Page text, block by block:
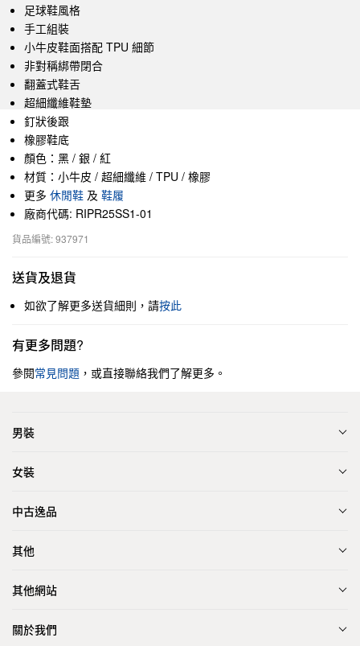
足球鞋風格
手工組裝
小牛皮鞋面搭配 TPU 細節
非對稱綁帶閉合
翻蓋式鞋舌
超細纖維鞋墊
釘狀後跟
橡膠鞋底
顏色：黑 / 銀 / 紅
材質：小牛皮 / 超細纖維 / TPU / 橡膠
更多 休閒鞋 及 鞋履
廠商代碼: RIPR25SS1-01
貨品編號: 937971
送貨及退貨
如欲了解更多送貨細則，請按此
有更多問題?
參閱常見問題 ，或直接聯絡我們了解更多。
男裝
女裝
中古逸品
其他
其他網站
關於我們